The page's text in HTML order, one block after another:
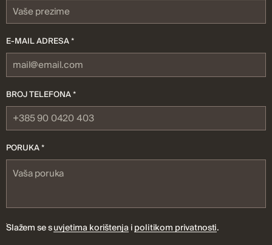
E-MAIL ADRESA *
BROJ TELEFONA *
PORUKA *
Slažem se suvjetima korištenjaipolitikom privatnosti.